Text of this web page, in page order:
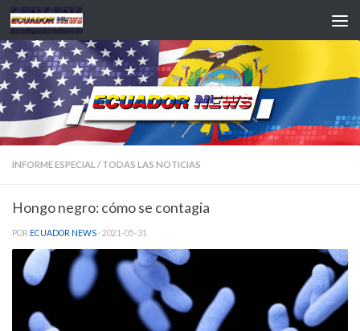
Saltar al contenido
INFORME ESPECIAL / TODAS LAS NOTICIAS
Hongo negro: cómo se contagia
POR ECUADOR NEWS · 2021-05-31